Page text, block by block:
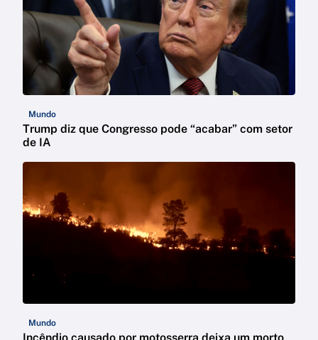
Mundo
Trump diz que Congresso pode “acabar” com setor
de IA
Mundo